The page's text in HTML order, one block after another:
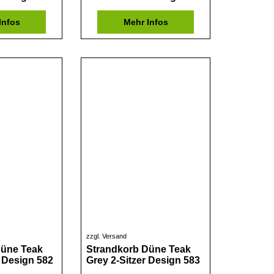
Mehr Infos
Teak
582
zzgl. Versand
Strandkorb Düne Teak
Grey 2-Sitzer Design 583